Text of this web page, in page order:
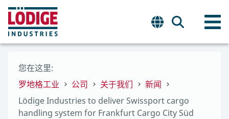
您在这里:
罗地格工业
公司 关于我们
新闻
Lödige Industries to deliver Swissport cargo
handling system for Frankfurt Cargo City Süd